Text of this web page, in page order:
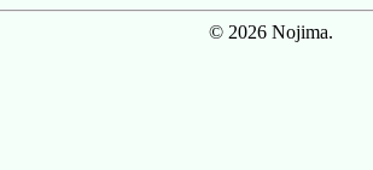
© 2026 Nojima.